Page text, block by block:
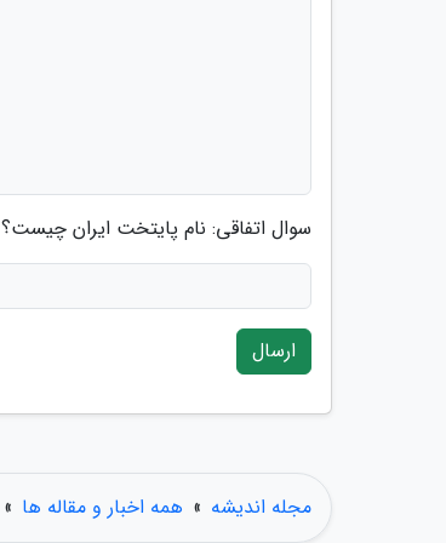
سوال اتفاقی: نام پایتخت ایران چیست؟
ارسال
مجله اندیشه » همه اخبار و مقاله ها »